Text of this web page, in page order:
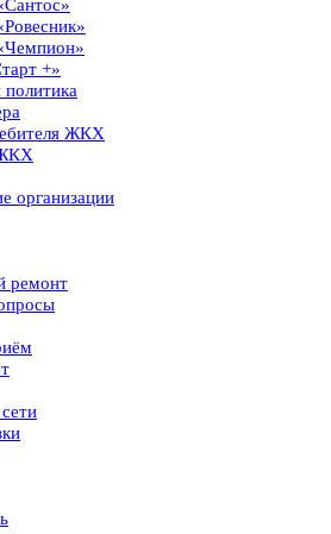
+»
ЖКХ
организации
ремонт